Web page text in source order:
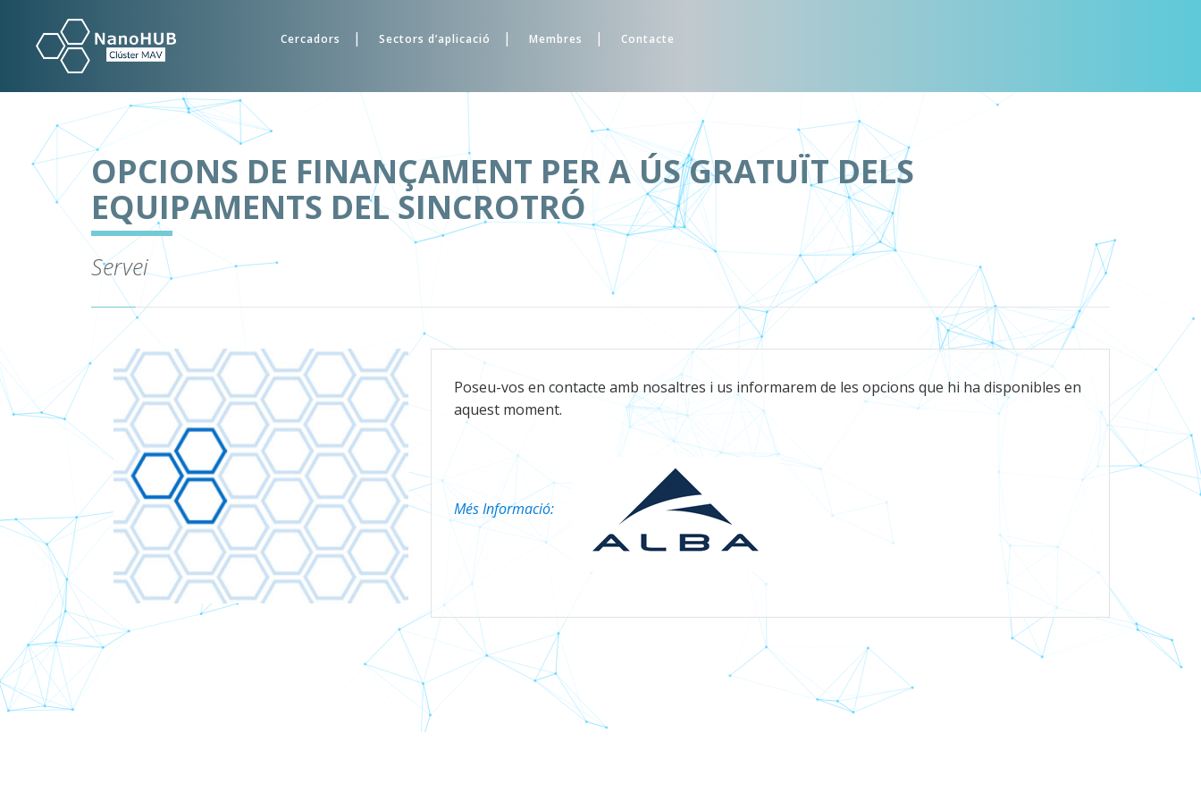
Cercadors Sectors d’aplicació Membres Contacte
OPCIONS DE FINANÇAMENT PER A ÚS GRATUÏT DELS
EQUIPAMENTS DEL SINCROTRÓ
Servei
Poseu-vos en contacte amb nosaltres i us informarem de les opcions que hi ha disponibles en
aquest moment.
Més Informació: